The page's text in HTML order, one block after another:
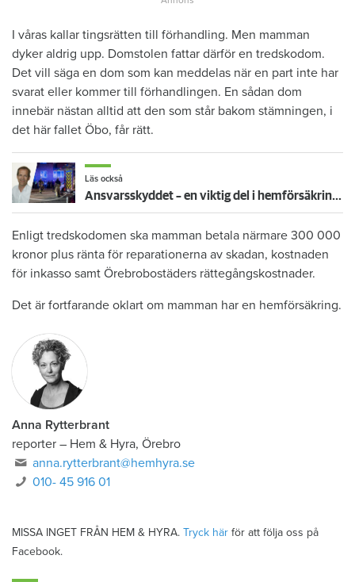
I våras kallar tingsrätten till förhandling. Men mamman
dyker aldrig upp. Domstolen fattar därför en tredskodom.
Det vill säga en dom som kan meddelas när en part inte har
svarat eller kommer till förhandlingen. En sådan dom
innebär nästan alltid att den som står bakom stämningen, i
det här fallet Öbo, får rätt.
Läs också
Ansvarsskyddet – en viktig del i hemförsäkringen
Enligt tredskodomen ska mamman betala närmare 300 000
kronor plus ränta för reparationerna av skadan, kostnaden
för inkasso samt Örebrobostäders rättegångskostnader.
Det är fortfarande oklart om mamman har en hemförsäkring.
Anna Rytterbrant
reporter – Hem & Hyra, Örebro
anna.rytterbrant@hemhyra.se
010- 45 916 01
MISSA INGET FRÅN HEM & HYRA. Tryck här för att följa oss på
Facebook.